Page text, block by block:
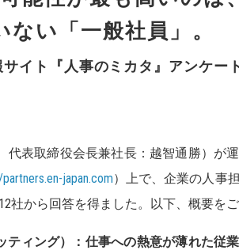
い「一般社員」。
イト『人事のミカタ』アンケー
表取締役会長兼社長：越智通勝）が
japan.com）上で、企業の人事
から回答を得ました。以下、概要をご
ティング）：仕事への熱意が薄れた従